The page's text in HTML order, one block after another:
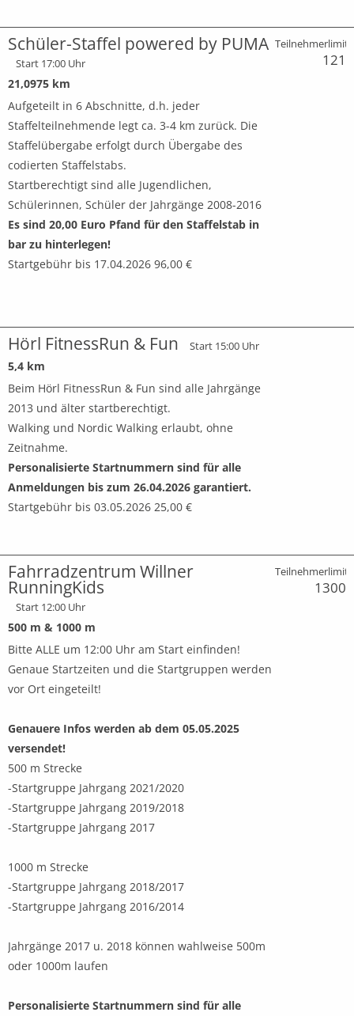
Schüler-Staffel powered by PUMA
Start 17:00 Uhr
21,0975 km
Aufgeteilt in 6 Abschnitte, d.h. jeder
Staffelteilnehmende legt ca. 3-4 km zurück. Die
Staffelübergabe erfolgt durch Übergabe des
codierten Staffelstabs.
Startberechtigt sind alle Jugendlichen,
Schülerinnen, Schüler der Jahrgänge 2008-2016
Es sind 20,00 Euro Pfand für den Staffelstab in
bar zu hinterlegen!
Startgebühr bis 17.04.2026 96,00 €
Teilnehmerlimit:
121
Hörl FitnessRun & Fun Start 15:00 Uhr
5,4 km
Beim Hörl FitnessRun & Fun sind alle Jahrgänge
2013 und älter startberechtigt.
Walking und Nordic Walking erlaubt, ohne
Zeitnahme.
Personalisierte Startnummern sind für alle
Anmeldungen bis zum 26.04.2026 garantiert.
Startgebühr bis 03.05.2026 25,00 €
Fahrradzentrum Willner
RunningKids
Start 12:00 Uhr
500 m & 1000 m
Bitte ALLE um 12:00 Uhr am Start einfinden!
Genaue Startzeiten und die Startgruppen werden
vor Ort eingeteilt!
Genauere Infos werden ab dem 05.05.2025
versendet!
500 m Strecke
-Startgruppe Jahrgang 2021/2020
-Startgruppe Jahrgang 2019/2018
-Startgruppe Jahrgang 2017
1000 m Strecke
-Startgruppe Jahrgang 2018/2017
-Startgruppe Jahrgang 2016/2014
Jahrgänge 2017 u. 2018 können wahlweise 500m
oder 1000m laufen
Personalisierte Startnummern sind für alle
Teilnehmerlimit:
1300